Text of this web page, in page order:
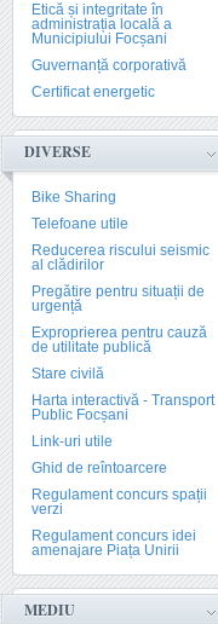
Etică și integritate în
administrația locală a
Municipiului Focșani
Guvernanță corporativă
Certificat energetic
DIVERSE
Bike Sharing
Telefoane utile
Reducerea riscului seismic
al clădirilor
Pregătire pentru situații de
urgență
Exproprierea pentru cauză
de utilitate publică
Stare civilă
Harta interactivă - Transport
Public Focșani
Link-uri utile
Ghid de reîntoarcere
Regulament concurs spații
verzi
Regulament concurs idei
amenajare Piața Unirii
MEDIU